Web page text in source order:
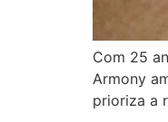
Com 25
Armony
prioriza a